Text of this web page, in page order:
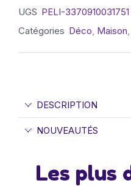
UGS PELI-3370910031751
Catégories Déco, Maison,
DESCRIPTION
NOUVEAUTÉS
Les plus